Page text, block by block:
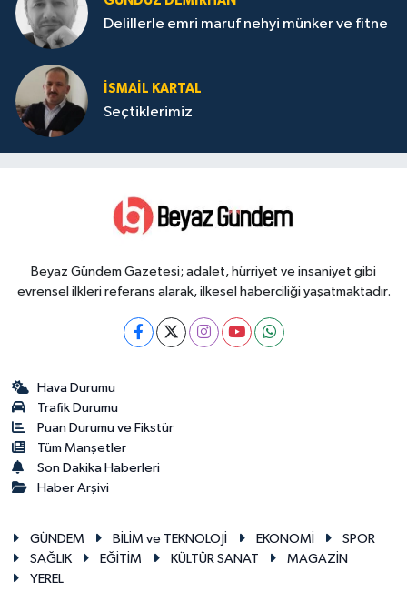
Delillerle emri maruf nehyi münker ve fitne
İSMAIL KARTAL
Seçtiklerimiz
Beyaz Gündem Gazetesi; adalet, hürriyet ve insaniyet gibi
evrensel ilkleri referans alarak, ilkesel haberciliği yaşatmaktadır.
Hava Durumu
Trafik Durumu
Puan Durumu ve Fikstür
Tüm Manşetler
Son Dakika Haberleri
Haber Arşivi
GÜNDEM BİLİM ve TEKNOLOJİ EKONOMİ
SPOR
SAĞLIK
EĞİTİM KÜLTÜR SANAT
MAGAZİN
YEREL